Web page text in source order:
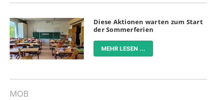
Diese Aktionen warten zum Start
der Sommerferien
MEHR LESEN ...
MOB